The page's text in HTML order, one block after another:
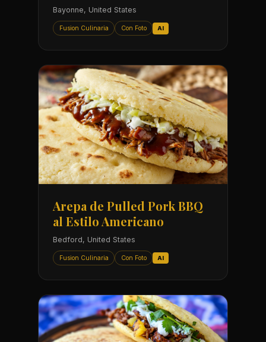
Bayonne, United States
Fusion Culinaria Con Foto AI
Arepa de Pulled Pork BBQ
al Estilo Americano
Bedford, United States
Fusion Culinaria Con Foto AI